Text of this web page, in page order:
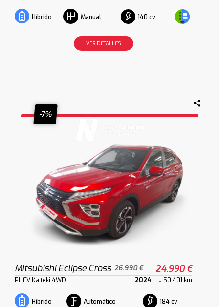
Híbrido Manual 140 cv
VER DETALLES
-7%
Mitsubishi Eclipse Cross 26.990 € 24.990 €
PHEV Kaiteki 4WD 2024 50.401 km
Híbrido Automático 184 cv